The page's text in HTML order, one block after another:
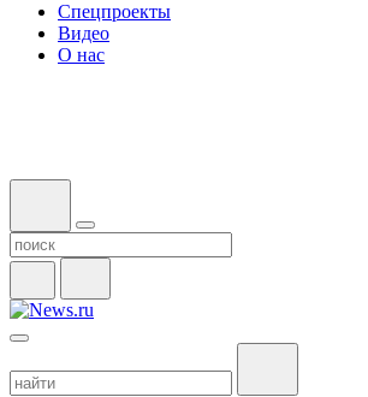
Спецпроекты
Видео
О нас